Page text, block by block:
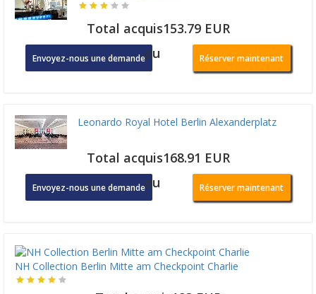
Total acquis153.79 EUR
Envoyez-nous une demandeou Réserver maintenant
Leonardo Royal Hotel Berlin Alexanderplatz
Total acquis168.91 EUR
Envoyez-nous une demandeou Réserver maintenant
NH Collection Berlin Mitte am Checkpoint Charlie